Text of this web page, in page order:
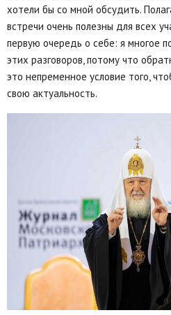
хотели бы со мной обсудить.
встречи очень полезны для всех
первую очередь о себе: я многое
этих разговоров, потому что
это непременное условие того,
свою актуальность.